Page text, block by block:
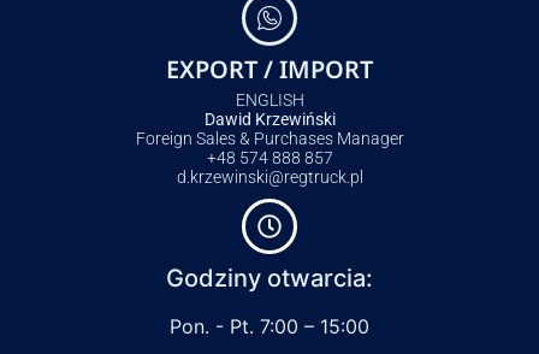
EXPORT / IMPORT
ENGLISH
Dawid Krzewiński
Foreign Sales & Purchases Manager
+48 574 888 857
d.krzewinski@regtruck.pl
Godziny otwarcia:
Pon. - Pt. 7:00 – 15:00